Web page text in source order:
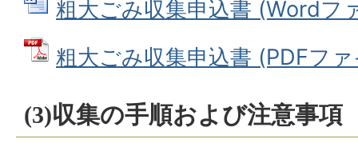
粗大ごみ収集申込書 (Wordフ
粗大ごみ収集申込書 (PDFフ
(3)収集の手順および注意事項